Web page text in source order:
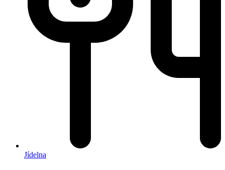
Jídelna